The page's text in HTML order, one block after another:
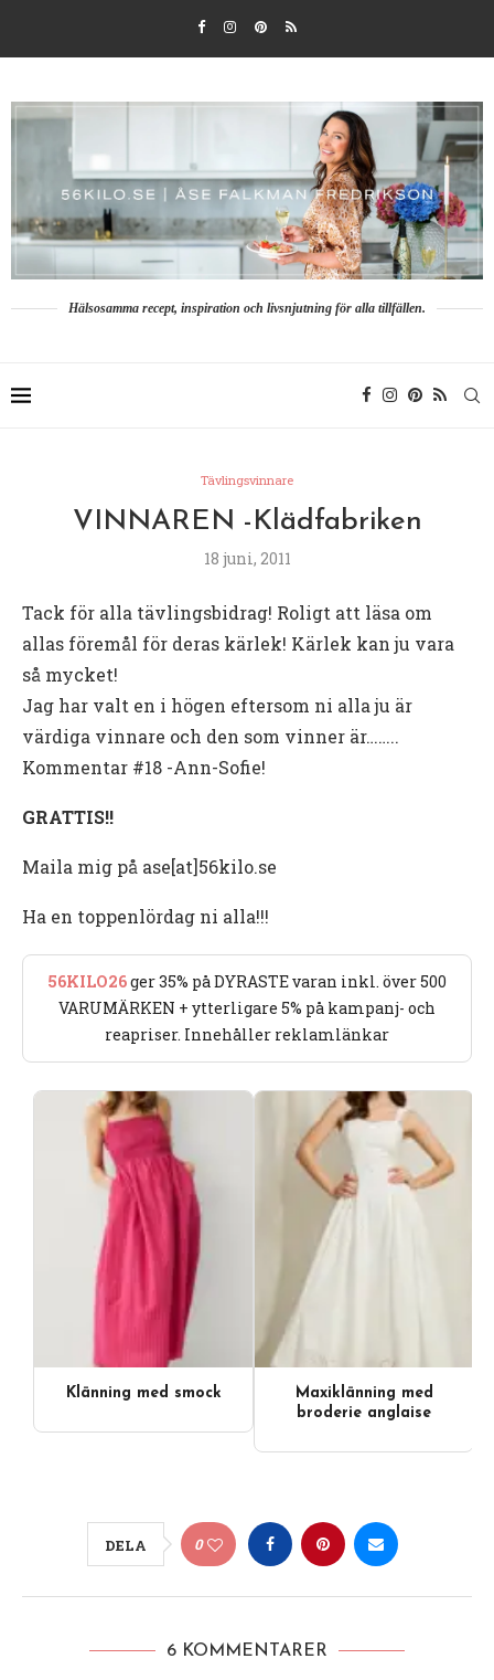
Hälsosamma recept, inspiration och livsnjutning för alla tillfällen.
Tävlingsvinnare
VINNAREN -Klädfabriken
18 juni, 2011
Tack för alla tävlingsbidrag! Roligt att läsa om
allas föremål för deras kärlek! Kärlek kan ju vara
så mycket!
Jag har valt en i högen eftersom ni alla ju är
värdiga vinnare och den som vinner är……..
Kommentar #18 -Ann-Sofie!
GRATTIS!!
Maila mig på ase[at]56kilo.se
Ha en toppenlördag ni alla!!!
56KILO26ger 35% på DYRASTE varan inkl. över 500
VARUMÄRKEN + ytterligare 5% på kampanj- och
reapriser. Innehåller reklamlänkar
Videoinnehåll
Klänning med smock
Maxiklänning med
broderie anglaise
DELA 0
6 KOMMENTARER